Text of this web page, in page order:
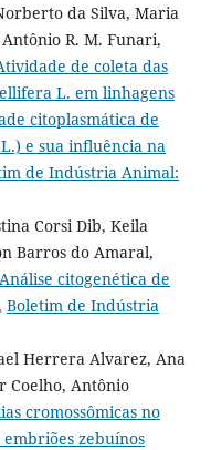
da Silva, Maria
R. M. Funari,
de coleta das
L. em linhagens
citoplasmática de
e sua influência na
de Indústria Animal:
Corsi Dib, Keila
Barros do Amaral,
Análise citogenética de
Boletim de Indústria
Herrera Alvarez, Ana
Coelho, Antônio
cromossômicas no
zebuínos